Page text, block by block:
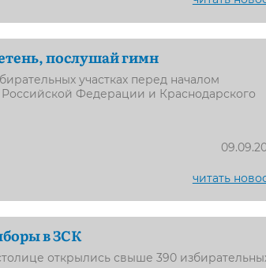
послушай гимн
участках перед началом
Федерации и Краснодарского
читать
в ЗСК
открылись свыше 390